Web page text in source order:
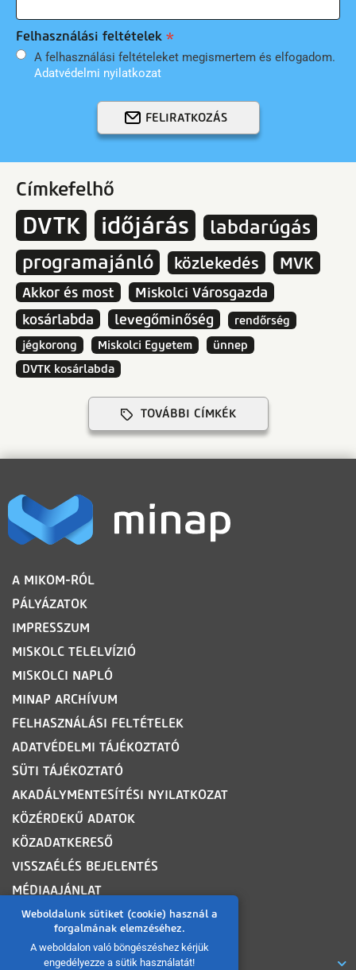
Weboldalunk sütiket (cookie) használ a
forgalmának elemzéséhez.
A weboldalon való böngészéshez kérjük
engedélyezze a sütik használatát!
Felhasználási feltételek
A felhasználási feltételeket megismertem és elfogadom.
Adatvédelmi nyilatkozat
FELIRATKOZÁS
Címkefelhő
DVTK időjárás
labdarúgás
programajánló
közlekedés MVK
Akkor és most
Miskolci Városgazda
kosárlabda
levegőminőség
rendőrség
jégkorong
Miskolci Egyetem
ünnep
DVTK kosárlabda
TOVÁBBI CÍMKÉK
LÁBLÉC
A MIKOM-RÓL
PÁLYÁZATOK
IMPRESSZUM
MISKOLC TELELVÍZIÓ
MISKOLCI NAPLÓ
MINAP ARCHÍVUM
FELHASZNÁLÁSI FELTÉTELEK
ADATVÉDELMI TÁJÉKOZTATÓ
SÜTI TÁJÉKOZTATÓ
AKADÁLYMENTESÍTÉSI NYILATKOZAT
KÖZÉRDEKŰ ADATOK
KÖZADATKERESŐ
VISSZAÉLÉS BEJELENTÉS
MÉDIAAJÁNLAT
OLDALTÉRKÉP
ROVATOK